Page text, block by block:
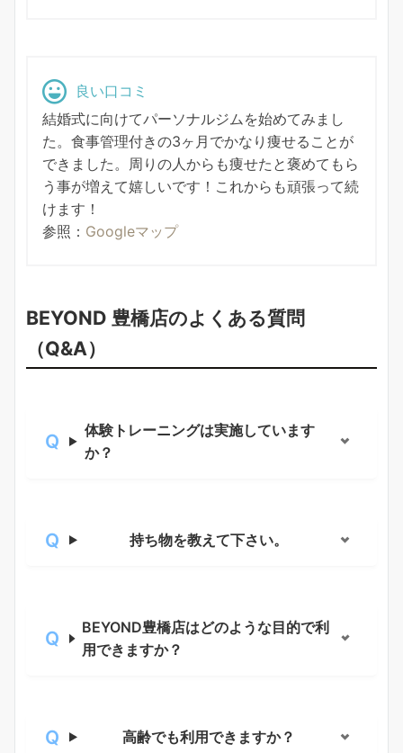
良い口コミ
結婚式に向けてパーソナルジムを始めてみまし
た。食事管理付きの3ヶ月でかなり痩せることが
できました。周りの人からも痩せたと褒めてもら
う事が増えて嬉しいです！これからも頑張って続
けます！
参照： Googleマップ
BEYOND 豊橋店のよくある質問
（Q&A）
体験トレーニングは実施しています
か？
持ち物を教えて下さい。
BEYOND豊橋店はどのような目的で利
用できますか？
高齢でも利用できますか？